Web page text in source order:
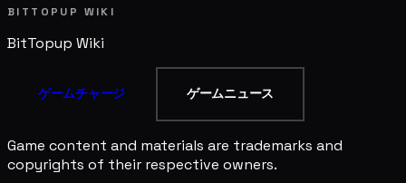
BITTOPUP WIKI
BitTopup Wiki
ゲームチャージ ゲームニュース
Game content and materials are trademarks and
copyrights of their respective owners.